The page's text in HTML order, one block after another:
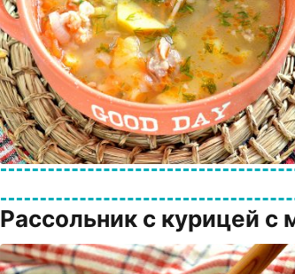
Рассольник с курицей